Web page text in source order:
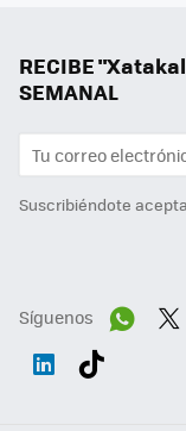
RECIBE
SEMANAL
Suscribiéndote
Síguenos